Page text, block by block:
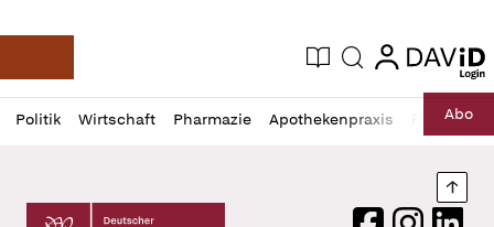
Deutsche Apotheker Zeitung
Aktuelle Ausgabe
Suche login
login
Politik Wirtschaft Pharmazie Apothekenpraxis RechtAbo
Profil
öffnen
Daz
Pur
Deutscher Apotheker Verlag Logo
FacebookInstagram